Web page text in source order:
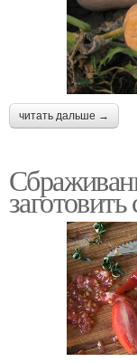
читать дальше →